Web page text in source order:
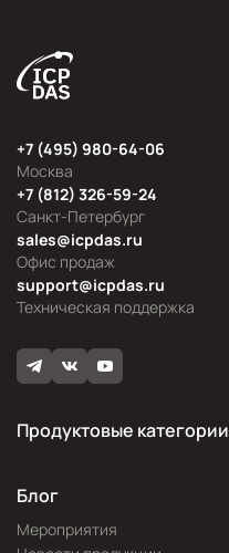
Москва
+7 (495) 980-64-06
Офис продаж
sales@icpdas.ru
Санкт-Петербург
+7 (812) 326-59-24
Техническая поддержка
support@icpdas.ru
Продуктовые категории
Блог
Мероприятия